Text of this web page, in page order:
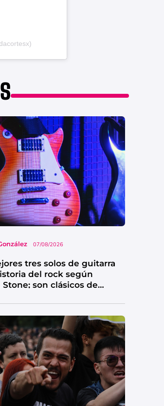
07/08/2026
tres solos de guitarra
del rock según
Stone; son clásicos de